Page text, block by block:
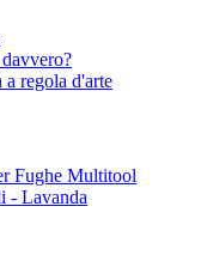
regola d'arte
Fughe Multitool
- Lavanda